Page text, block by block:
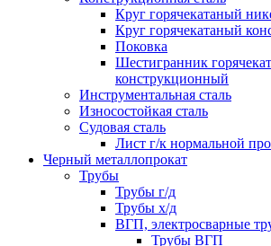
Круг горячекатаный
Круг горячекатаный
Поковка
Шестигранник
конструкционный
Инструментальная сталь
Износостойкая сталь
Судовая сталь
Лист г/к нормальной
Черный металлопрокат
Трубы
Трубы г/д
Трубы х/д
ВГП, электросварные
Трубы ВГП